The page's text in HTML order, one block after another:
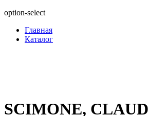
option-select
Главная
Каталог
SCIMONE,